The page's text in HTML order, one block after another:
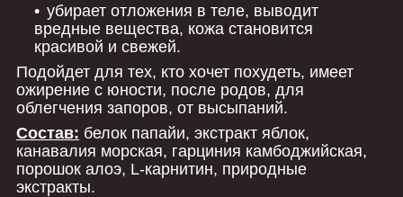
убирает отложения в теле, выводит
вредные вещества, кожа становится
красивой и свежей.
Подойдет для тех, кто хочет похудеть, имеет
ожирение с юности, после родов, для
облегчения запоров, от высыпаний.
Состав: белок папайи, экстракт яблок,
канавалия морская, гарциния камбоджийская,
порошок алоэ, L-карнитин, природные
экстракты.